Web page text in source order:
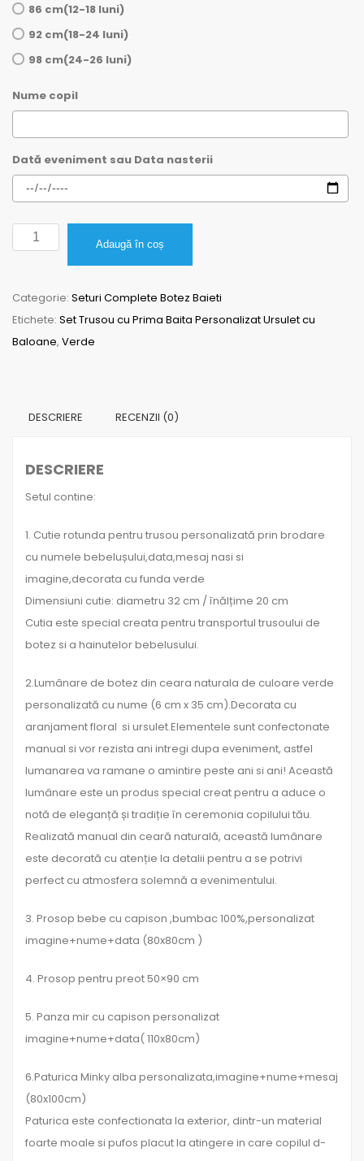
86 cm(12-18 luni)
92 cm(18-24 luni)
98 cm(24-26 luni)
Nume copil
Dată eveniment sau Data nasterii
Cantitate
Set
cu
Prima
Baita
Adaugă în coș
Categorie: Seturi Complete Botez Baieti
Etichete: Set Trusou cu Prima Baita Personalizat Ursulet cu
Baloane, Verde
DESCRIERE RECENZII (0)
DESCRIERE
Setul contine:
1. Cutie rotunda pentru trusou personalizată prin brodare
cu numele bebelușului,data,mesaj nasi si
imagine,decorata cu funda verde
Dimensiuni cutie: diametru 32 cm / înălțime 20 cm
Cutia este special creata pentru transportul trusoului de
botez si a hainutelor bebelusului.
2.Lumânare de botez din ceara naturala de culoare verde
personalizată cu nume (6 cm x 35 cm).Decorata cu
aranjament floral si ursulet.Elementele sunt confectonate
manual si vor rezista ani intregi dupa eveniment, astfel
lumanarea va ramane o amintire peste ani si ani! Această
lumânare este un produs special creat pentru a aduce o
notă de eleganță și tradiție în ceremonia copilului tău.
Realizată manual din ceară naturală, această lumânare
este decorată cu atenție la detalii pentru a se potrivi
perfect cu atmosfera solemnă a evenimentului.
3. Prosop bebe cu capison ,bumbac 100%,personalizat
imagine+nume+data (80x80cm )
4. Prosop pentru preot 50×90 cm
5. Panza mir cu capison personalizat
imagine+nume+data( 110x80cm)
6.Paturica Minky alba personalizata,imagine+nume+mesaj
(80x100cm)
Paturica este confectionata la exterior, dintr-un material
foarte moale si pufos placut la atingere in care copilul d-